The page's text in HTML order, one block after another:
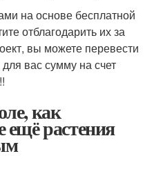
на основе бесплатной
отблагодарить их за
вы можете перевести
вас сумму на счет
как
растения